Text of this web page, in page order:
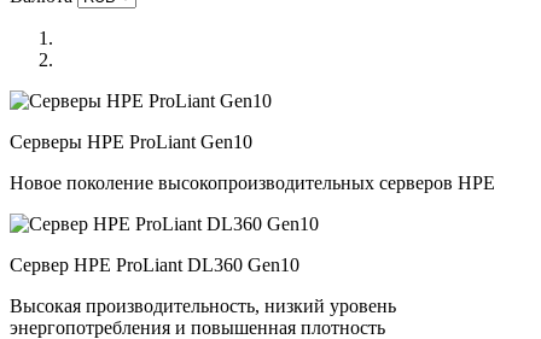
Серверы HPE ProLiant Gen10
Новое поколение высокопроизводительных серверов HPE
Сервер HPE ProLiant DL360 Gen10
Высокая производительность, низкий уровень
энергопотребления и повышенная плотность